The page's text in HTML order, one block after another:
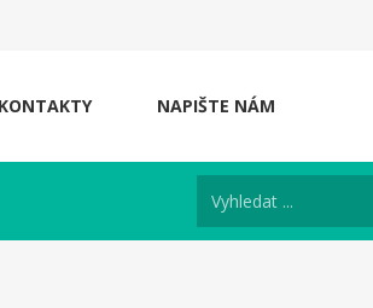
KONTAKTY NAPIŠTE NÁM